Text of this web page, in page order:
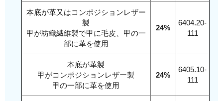
本底が革又はコンポジションレザー
製
甲が紡織繊維製で甲に毛皮、甲の一
部に革を使用
24%
6404.20-
111
本底が革製
甲がコンポジションレザー製
甲の一部に革を使用
24%
6405.10-
111